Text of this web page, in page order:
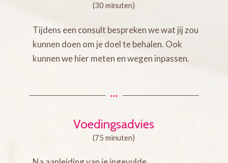
(30 minuten)
Tijdens een consult bespreken we wat jij zou
kunnen doen om je doel te behalen. Ook
kunnen we hier meten en wegen inpassen.
Voedingsadvies
(75 minuten)